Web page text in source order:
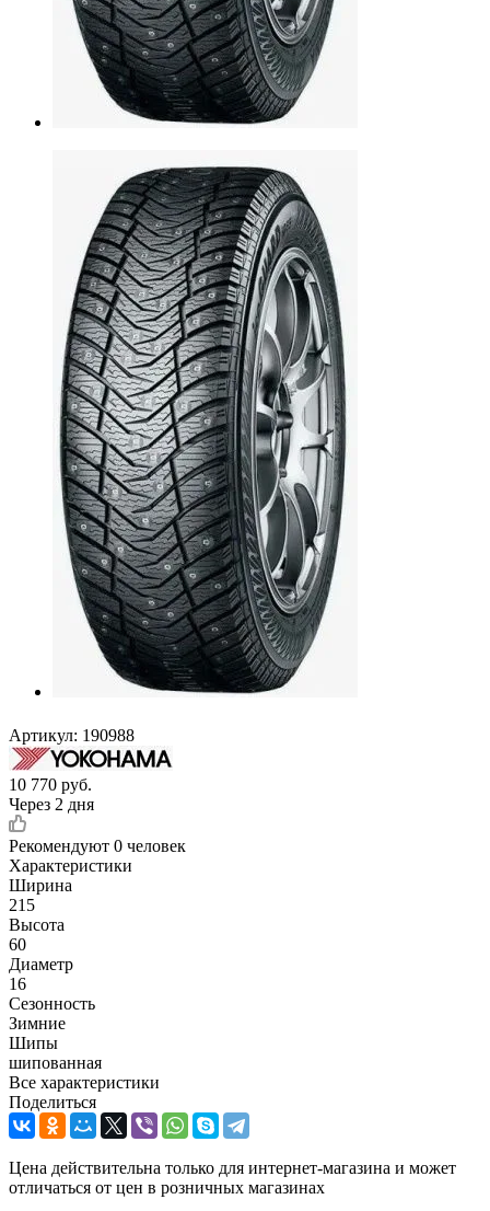
Артикул: 190988
10 770 руб.
Через 2 дня
Рекомендуют 0 человек
Характеристики
Ширина
215
Высота
60
Диаметр
16
Сезонность
Зимние
Шипы
шипованная
Все характеристики
Поделиться
Цена действительна только для интернет-магазина и может
отличаться от цен в розничных магазинах